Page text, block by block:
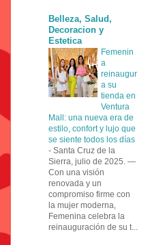
Belleza, Salud,
Decoracion y
Estetica
Femenin
a
reinaugur
a su
tienda en
Ventura
Mall: una nueva era de
estilo, confort y lujo que
se siente todos los días
- Santa Cruz de la
Sierra, julio de 2025. —
Con una visión
renovada y un
compromiso firme con
la mujer moderna,
Femenina celebra la
reinauguración de su t...